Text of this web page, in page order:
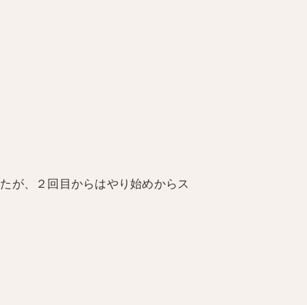
が、２回目からはやり始めからス